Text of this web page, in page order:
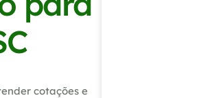
cotações e